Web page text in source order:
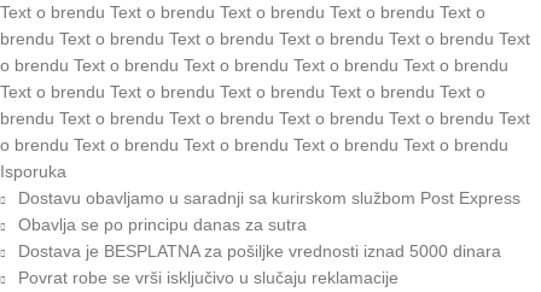
Text o brendu Text o brendu Text o brendu Text o brendu Text o
brendu Text o brendu Text o brendu Text o brendu Text o brendu Text
o brendu Text o brendu Text o brendu Text o brendu Text o brendu
Text o brendu Text o brendu Text o brendu Text o brendu Text o
brendu Text o brendu Text o brendu Text o brendu Text o brendu Text
o brendu Text o brendu Text o brendu Text o brendu Text o brendu
Isporuka
Dostavu obavljamo u saradnji sa kurirskom službom Post Express
Obavlja se po principu danas za sutra
Dostava je BESPLATNA za pošiljke vrednosti iznad 5000 dinara
Povrat robe se vrši isključivo u slučaju reklamacije